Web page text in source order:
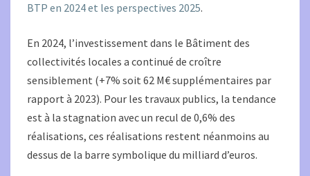
BTP en 2024 et les perspectives 2025.
En 2024, l’investissement dans le Bâtiment des
collectivités locales a continué de croître
sensiblement (+7% soit 62 M€ supplémentaires par
rapport à 2023). Pour les travaux publics, la tendance
est à la stagnation avec un recul de 0,6% des
réalisations, ces réalisations restent néanmoins au
dessus de la barre symbolique du milliard d’euros.